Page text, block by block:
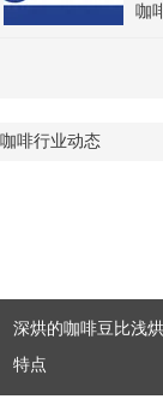
咖
咖啡行业动态
深烘的咖啡豆比浅
特点